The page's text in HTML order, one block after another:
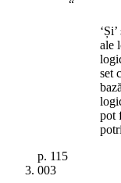
“
ale
set
pot
p. 115
003